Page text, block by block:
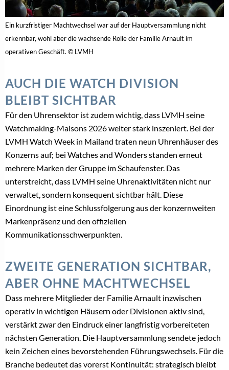
Ein kurzfristiger Machtwechsel war auf der Hauptversammlung nicht
erkennbar, wohl aber die wachsende Rolle der Familie Arnault im
operativen Geschäft. © LVMH
AUCH DIE WATCH DIVISION
BLEIBT SICHTBAR
Für den Uhrensektor ist zudem wichtig, dass LVMH seine
Watchmaking-Maisons 2026 weiter stark inszeniert. Bei der
LVMH Watch Week in Mailand traten neun Uhrenhäuser des
Konzerns auf; bei Watches and Wonders standen erneut
mehrere Marken der Gruppe im Schaufenster. Das
unterstreicht, dass LVMH seine Uhrenaktivitäten nicht nur
verwaltet, sondern konsequent sichtbar hält. Diese
Einordnung ist eine Schlussfolgerung aus der konzernweiten
Markenpräsenz und den offiziellen
Kommunikationsschwerpunkten.
ZWEITE GENERATION SICHTBAR,
ABER OHNE MACHTWECHSEL
Dass mehrere Mitglieder der Familie Arnault inzwischen
operativ in wichtigen Häusern oder Divisionen aktiv sind,
verstärkt zwar den Eindruck einer langfristig vorbereiteten
nächsten Generation. Die Hauptversammlung sendete jedoch
kein Zeichen eines bevorstehenden Führungswechsels. Für die
Branche bedeutet das vorerst Kontinuität: strategisch bleibt